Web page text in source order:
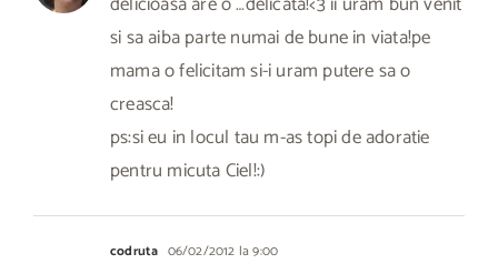
si sa aiba parte numai de bune in viata!pe
mama o felicitam si-i uram putere sa o
creasca!
ps:si eu in locul tau m-as topi de adoratie
pentru micuta Ciel!:)
codruta 06/02/2012 la 9:00